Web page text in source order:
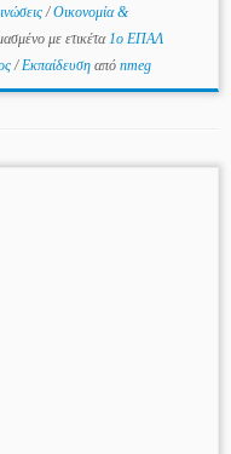
/Οικονομία &
με ετικέτα1ο ΕΠΑΛ
/Εκπαίδευση από nmeg